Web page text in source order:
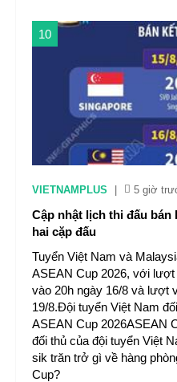
10
VIETNAMPLUS 5 giờ
Cập nhật lịch thi đấu bán
hai cặp đấu
Tuyển Việt Nam và
ASEAN Cup 2026, với
vào 20h ngày 16/8 và lượt
19/8.Đội tuyển Việt Nam
ASEAN Cup 2026ASEAN
đối thủ của đội tuyển Việt
sik trăn trở gì về hàng
Cup?